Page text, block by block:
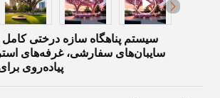
سیستم پناهگاه سازه درختی کامل
سایبان‌های سفارشی، غرفه‌های
پیاده‌روی